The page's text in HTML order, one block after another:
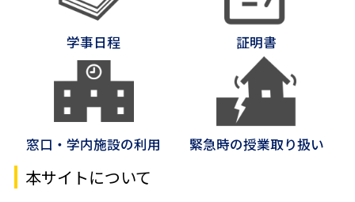
学事日程 証明書
窓口・学内施設の利用 緊急時の授業取り扱い
本サイトについて